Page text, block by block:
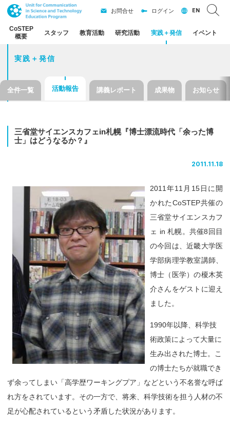
CoSTEP
概要
スタッフ 教育活動 研究活動 実践＋発信 イベント
お問合せ ログイン EN
実践＋発信
全件一覧 活動報告 講義レポート 成果物 お知らせ
三省堂サイエンスカフェin札幌『博士漂流時代 「余った博
士」 はどうなるか？』
2011.11.18
2011年11月15日に開
かれたCoSTEP共催の
三省堂サイエンスカフ
ェ in 札幌。共催8回目
の今回は、近畿大学医
学部病理学教室講師、
博士（医学）の榎木英
介さんをゲストに迎え
ました。
1990年以降、科学技
術政策によって大量に
生み出された博士。こ
の博士たちが就職でき
ず余ってしまい「高学歴ワーキングプア」などという不名誉な呼ば
れ方をされています。その一方で、将来、科学技術を担う人材の不
足が心配されているという矛盾した状況があります。